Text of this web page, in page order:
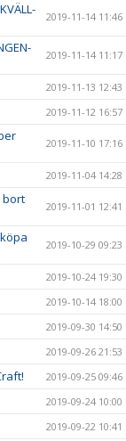
2019-11-14 11:46
2019-11-14 11:17
2019-11-13 12:43
2019-11-12 16:57
2019-11-10 17:16
2019-11-04 14:28
bort
2019-11-01 12:41
2019-10-29 09:23
2019-10-24 19:30
2019-10-14 18:00
2019-09-30 14:50
2019-09-26 21:53
2019-09-25 09:46
2019-09-24 10:00
2019-09-22 10:41